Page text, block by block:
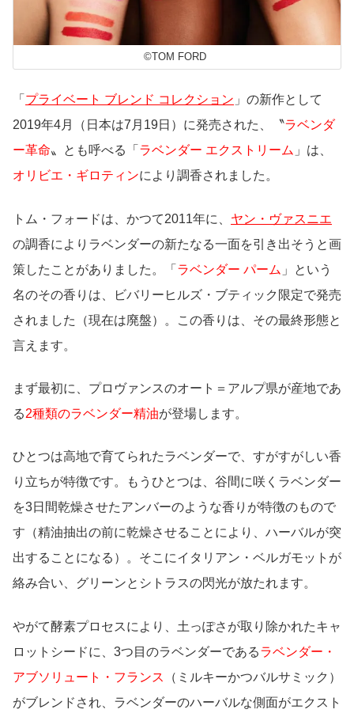
©TOM FORD
「 プライベート ブレンド コレクション 」の新作として
2019年4月（日本は7月19日）に発売された、〝ラベンダ
ー革命〟とも呼べる「 ラベンダー エクストリーム 」は、
オリビエ・ギロティンにより調香されました。
トム・フォードは、かつて2011年に、 ヤン・ヴァスニエ
の調香によりラベンダーの新たなる一面を引き出そうと画
策したことがありました。「 ラベンダー パーム 」という
名のその香りは、ビバリーヒルズ・ブティック限定で発売
されました（現在は廃盤）。この香りは、その最終形態と
言えます。
まず最初に、プロヴァンスのオート＝アルプ県が産地であ
る2種類のラベンダー精油が登場します。
ひとつは高地で育てられたラベンダーで、すがすがしい香
り立ちが特徴です。もうひとつは、谷間に咲くラベンダー
を3日間乾燥させたアンバーのような香りが特徴のもので
す（精油抽出の前に乾燥させることにより、ハーバルが突
出することになる）。そこにイタリアン・ベルガモットが
絡み合い、グリーンとシトラスの閃光が放たれます。
やがて酵素プロセスにより、土っぽさが取り除かれたキャ
ロットシードに、3つ目のラベンダーであるラベンダー・
アブソリュート・フランス
（ミルキーかつバルサミック）
がブレンドされ、ラベンダーのハーバルな側面がエクスト